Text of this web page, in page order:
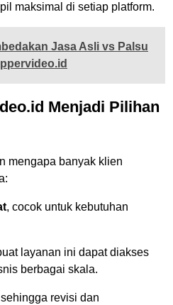
maksimal di setiap platform.
Jasa Asli vs Palsu
Menjadi Pilihan
mengapa banyak klien
, cocok untuk kebutuhan
layanan ini dapat diakses
berbagai skala.
revisi dan